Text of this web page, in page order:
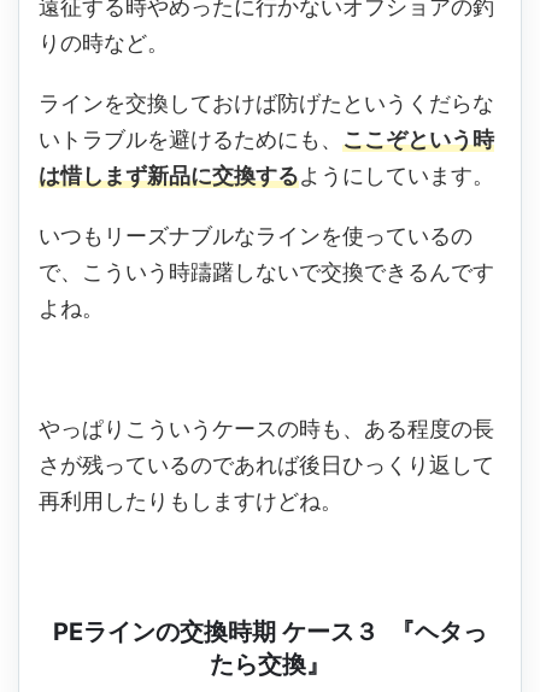
遠征する時やめったに行かないオフショアの釣
りの時など。
ラインを交換しておけば防げたというくだらな
いトラブルを避けるためにも、 ここぞという時
は惜しまず新品に交換するようにしています。
いつもリーズナブルなラインを使っているの
で、こういう時躊躇しないで交換できるんです
よね。
やっぱりこういうケースの時も、ある程度の長
さが残っているのであれば後日ひっくり返して
再利用したりもしますけどね。
PEラインの交換時期 ケース３ 『ヘタっ
たら交換』